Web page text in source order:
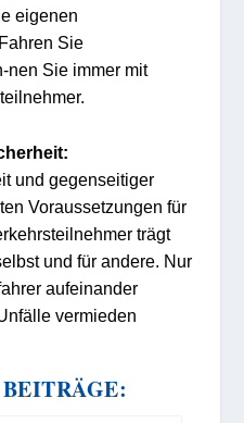
eigenen
Sie
nen Sie immer mit
und gegenseitiger
Voraussetzungen für
trägt
und für andere. Nur
aufeinander
vermieden